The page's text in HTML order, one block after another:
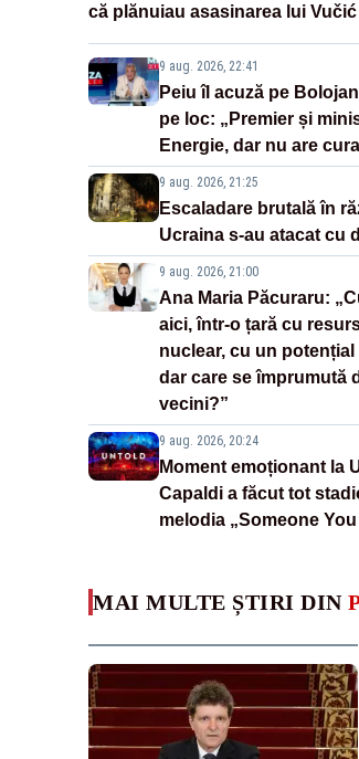
că plănuiau asasinarea lui Vučić
9 aug. 2026, 22:41
Peiu îl acuză pe
pe loc: „Premier și
Energie, dar nu are
9 aug. 2026, 21:25
Escaladare brutală în
Ucraina s-au atacat cu
9 aug. 2026, 21:00
Ana Maria Păcuraru:
aici, într-o țară cu
nuclear, cu un
dar care se împrumută
vecini?”
9 aug. 2026, 20:24
Moment emoționant la
Capaldi a făcut tot
melodia „Someone
MAI MULTE ȘTIRI DIN